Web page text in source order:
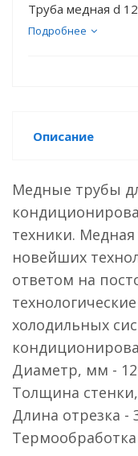
Труба медная d
Подробнее
Описание
Медные трубы
техники. Медная
новейших
ответом на
холодильных
Диаметр, мм - 12
Толщина
Длина отрезка -